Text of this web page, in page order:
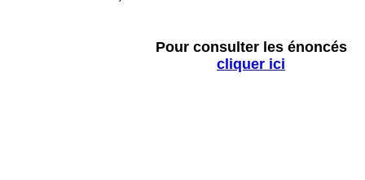
Pour consulter les énoncés
cliquer ici